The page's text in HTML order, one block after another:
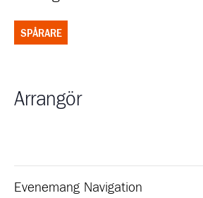
SPÅRARE
Arrangör
Evenemang Navigation